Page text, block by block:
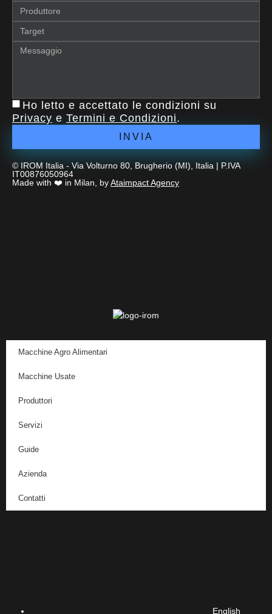
Ho letto e accettato le condizioni su
Privacy e Termini e Condizioni.
INVIA
© IROM Italia - Via Volturno 80, Brugherio (MI), Italia | P.IVA
IT00876050964
Made with ❤️ in Milan, byAtaimpact Agency
Macchine Agro Alimentari
Macchine Usate
Produttori
Servizi
Guide
Azienda
Contatti
English